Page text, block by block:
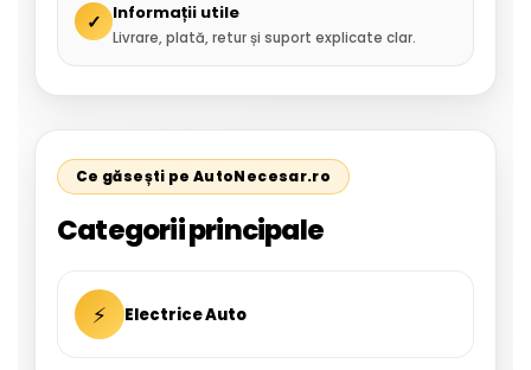
✓ Informații utile
Livrare, plată, retur și suport explicate clar.
Ce găsești pe AutoNecesar.ro
Categorii principale
⚡ Electrice Auto